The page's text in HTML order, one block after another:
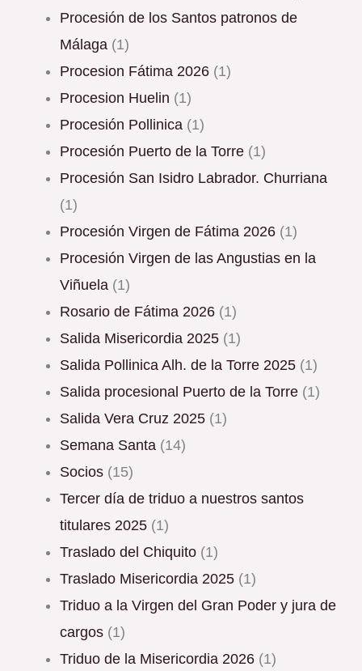
Procesión de los Santos patronos de
Málaga (1)
procesion Fátima 2026 (1)
Procesion Huelin (1)
Procesión Pollinica (1)
Procesión Puerto de la Torre (1)
Procesión San Isidro Labrador. Churriana
(1)
Procesión Virgen de Fátima 2026 (1)
Procesión Virgen de las Angustias en la
Viñuela (1)
Rosario de Fátima 2026 (1)
Salida Misericordia 2025 (1)
Salida Pollinica Alh. de la Torre 2025 (1)
Salida procesional Puerto de la Torre (1)
Salida Vera Cruz 2025 (1)
Semana Santa (14)
Socios (15)
Tercer día de triduo a nuestros santos
titulares 2025 (1)
Traslado del Chiquito (1)
Traslado Misericordia 2025 (1)
triduo a la Virgen del Gran Poder y jura de
cargos (1)
Triduo de la Misericordia 2026 (1)